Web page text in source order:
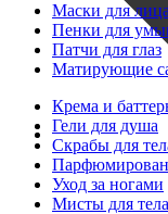
Маски для лица
Пенки для
Патчи для глаз
Матирующие
Крема и
Гели для душа
Скрабы для
Уход за ногами
Мисты для тела